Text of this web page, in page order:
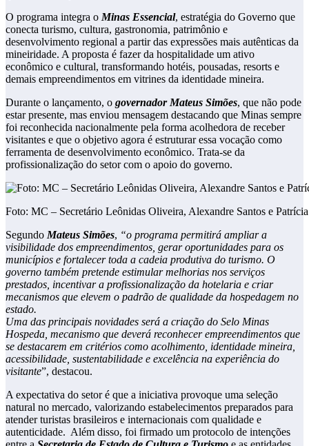
O programa integra o Minas Essencial, estratégia do Governo que
conecta turismo, cultura, gastronomia, patrimônio e
desenvolvimento regional a partir das expressões mais autênticas da
mineiridade. A proposta é fazer da hospitalidade um ativo
econômico e cultural, transformando hotéis, pousadas, resorts e
demais empreendimentos em vitrines da identidade mineira.
Durante o lançamento, o governador Mateus Simões, que não pode
estar presente, mas enviou mensagem destacando que Minas sempre
foi reconhecida nacionalmente pela forma acolhedora de receber
visitantes e que o objetivo agora é estruturar essa vocação como
ferramenta de desenvolvimento econômico. Trata-se da
profissionalização do setor com o apoio do governo.
Foto: MC – Secretário Leônidas Oliveira, Alexandre Santos e
Segundo Mateus Simões, “o programa permitirá ampliar a
visibilidade dos empreendimentos, gerar oportunidades para os
municípios e fortalecer toda a cadeia produtiva do turismo. O
governo também pretende estimular melhorias nos serviços
prestados, incentivar a profissionalização da hotelaria e criar
mecanismos que elevem o padrão de qualidade da hospedagem no
estado.
Uma das principais novidades será a criação do Selo Minas
Hospeda, mecanismo que deverá reconhecer empreendimentos que
se destacarem em critérios como acolhimento, identidade mineira,
acessibilidade, sustentabilidade e excelência na experiência do
visitante”, destacou.
A expectativa do setor é que a iniciativa provoque uma seleção
natural no mercado, valorizando estabelecimentos preparados para
atender turistas brasileiros e internacionais com qualidade e
autenticidade. Além disso, foi firmado um protocolo de intenções